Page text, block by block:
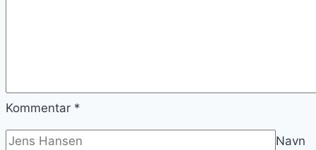
Kommentar *
Navn